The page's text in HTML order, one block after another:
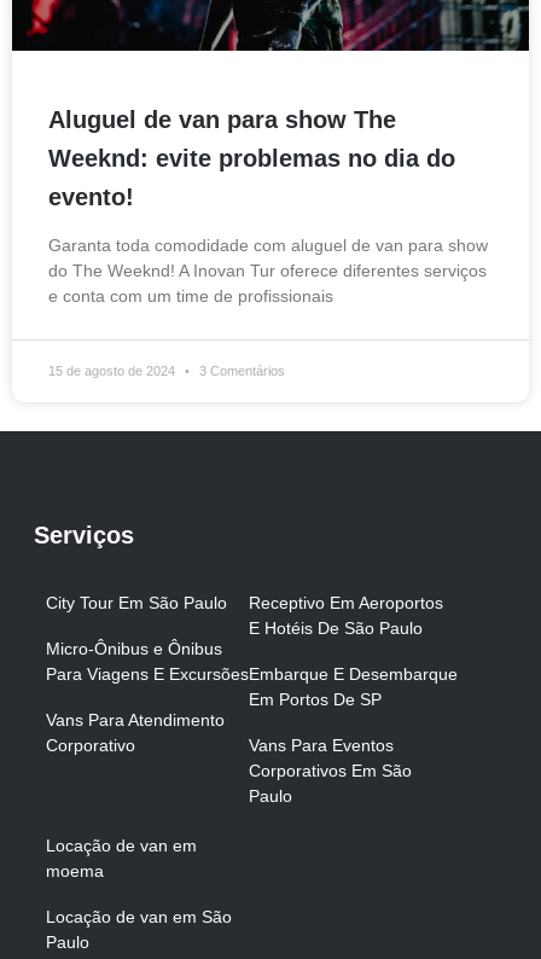
Aluguel de van para show The
Weeknd: evite problemas no dia do
evento!
Garanta toda comodidade com aluguel de van para show
do The Weeknd! A Inovan Tur oferece diferentes serviços
e conta com um time de profissionais
15 de agosto de 2024 3 Comentários
Serviços
City Tour Em São Paulo
Micro-Ônibus e Ônibus
Para Viagens E Excursões
Vans Para Atendimento
Corporativo
Receptivo Em Aeroportos
E Hotéis De São Paulo
Embarque E Desembarque
Em Portos De SP
Vans Para Eventos
Corporativos Em São
Paulo
Locação de van em
moema
Locação de van em São
Paulo